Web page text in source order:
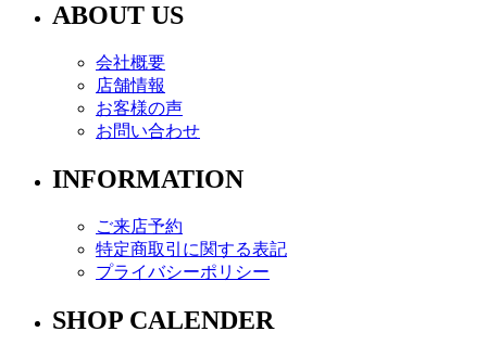
ABOUT US
会社概要
店舗情報
お客様の声
お問い合わせ
INFORMATION
ご来店予約
特定商取引に関する表記
プライバシーポリシー
SHOP CALENDER